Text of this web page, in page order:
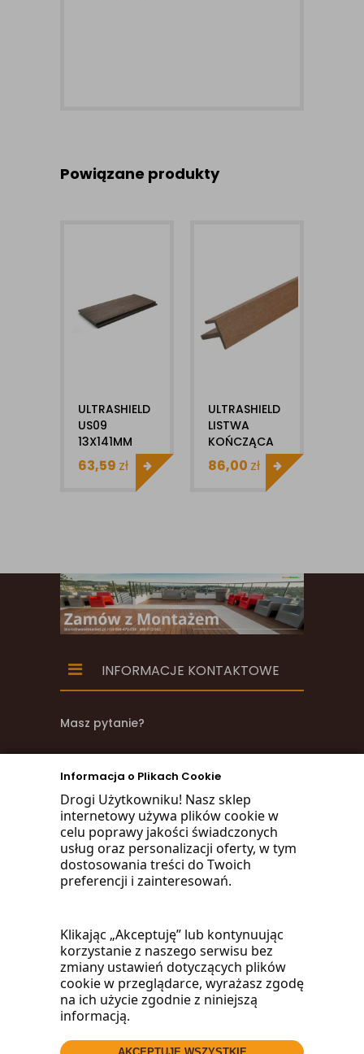
Informacja o Plikach Cookie
Drogi Użytkowniku! Nasz sklep
internetowy używa plików cookie w
celu poprawy jakości świadczonych
usług oraz personalizacji oferty, w tym
dostosowania treści do Twoich
preferencji i zainteresowań.
Klikając „Akceptuję” lub kontynuując
korzystanie z naszego serwisu bez
zmiany ustawień dotyczących plików
cookie w przeglądarce, wyrażasz zgodę
na ich użycie zgodnie z niniejszą
informacją.
Powiązane produkty
ULTRASHIELD
US09
13X141MM
X1MB DESKA
ELEWACYJNA
KOMPOZYTOWA
63,59 zł
ULTRASHIELD
LISTWA
KOŃCZĄCA
US44 1SZT
DO SYSTEMU
86,00 zł
INFORMACJE KONTAKTOWE
Masz pytanie?
zadzwoń
668 470 038
660 072 042
lub napisz:
biuro@woodmarket.pl
Facebook